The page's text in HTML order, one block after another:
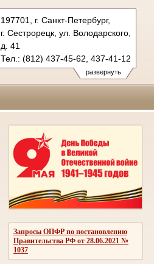
развернуть
197701, г. Санкт-Петербург,
г. Сестрорецк, ул. Володарского,
д. 41
Тел.: (812) 437-45-62, 437-41-12
sestroretskiy@usuddep.spb.ru
Запросы ОПФР по постановлению
Правительства РФ от 28.06.2021 №
1037